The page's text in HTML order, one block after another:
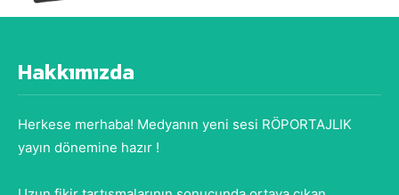
Hakkımızda
Herkese merhaba! Medyanın yeni sesi RÖPORTAJLIK
yayın dönemine hazır !